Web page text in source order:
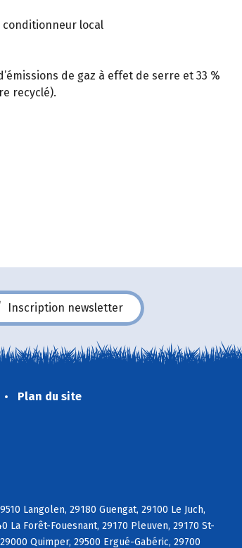
conditionneur local
de gaz à effet de serre et 33 %
recyclé).
Inscription newsletter
Plan du site
Langolen, 29180 Guengat, 29100 Le Juch,
La Forêt-Fouesnant, 29170 Pleuven, 29170 St-
Quimper, 29500 Ergué-Gabéric, 29700